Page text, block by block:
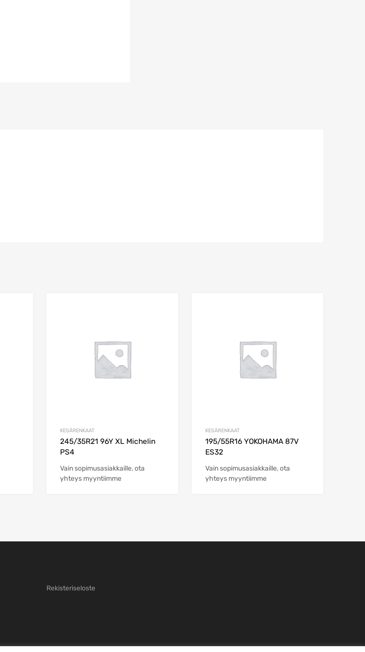
KESÄRENKAAT
245/35R21 96Y XL Michelin
PS4
Vain sopimusasiakkaille, ota
yhteys myyntiimme
KESÄRENKAAT
195/55R16 YOKOHAMA 87V
ES32
Vain sopimusasiakkaille, ota
yhteys myyntiimme
Rekisteriseloste